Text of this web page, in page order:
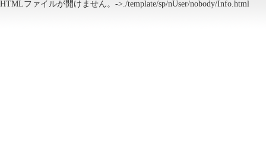
HTMLファイルが開けません。->./template/sp/nUser/nobody/Info.html